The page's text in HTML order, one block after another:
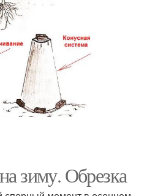
зиму. Обрезка